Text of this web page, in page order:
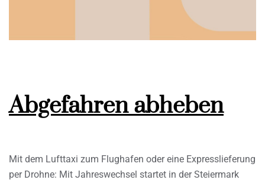
Abgefahren abheben
Mit dem Lufttaxi zum Flughafen oder eine Expresslieferung
per Drohne: Mit Jahreswechsel startet in der Steiermark